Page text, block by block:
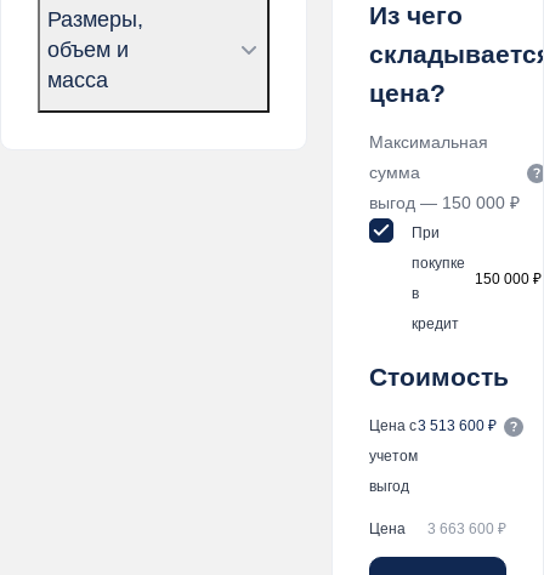
Размеры,
объем и
масса
Из чего
цена?
Максимальная
сумма
выгод — 150 000 ₽
При
покупке
в
кредит
150 000 ₽
Стоимость
Цена с
учетом
выгод
3 513 600 ₽
Цена 3 663 600 ₽